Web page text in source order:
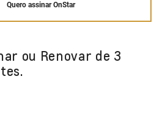
Quero assinar OnStar
ou Renovar de 3